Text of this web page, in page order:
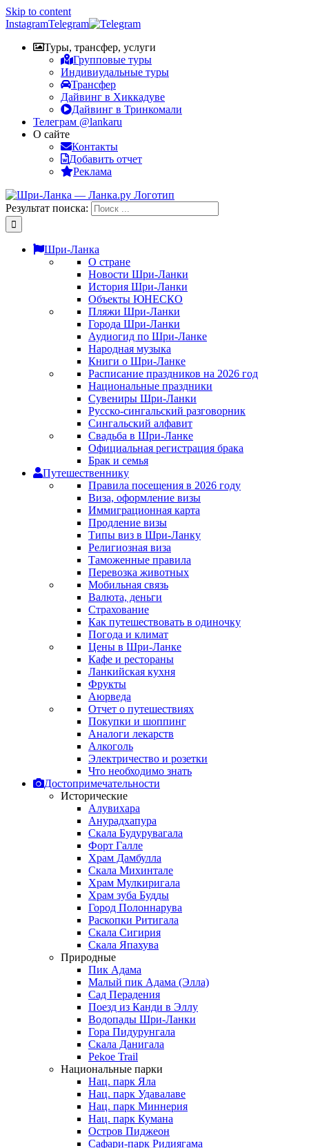
Skip to content
InstagramTelegram
Туры, трансфер, услуги
Групповые туры
Индивиудальные туры
Трансфер
Дайвинг в Хиккадуве
Дайвинг в Тринкомали
Телеграм @lankaru
О сайте
Контакты
Добавить отчет
Реклама
Результат поиска:
Шри-Ланка
О стране
Новости Шри-Ланки
История Шри-Ланки
Объекты ЮНЕСКО
Пляжи Шри-Ланки
Города Шри-Ланки
Аудиогид по Шри-Ланке
Народная музыка
Книги о Шри-Ланке
Расписание праздников на 2026 год
Национальные праздники
Сувениры Шри-Ланки
Русско-сингальский разговорник
Сингальский алфавит
Свадьба в Шри-Ланке
Официальная регистрация брака
Брак и семья
Путешественнику
Правила посещения в 2026 году
Виза, оформление визы
Иммиграционная карта
Продление визы
Типы виз в Шри-Ланку
Религиозная виза
Таможенные правила
Перевозка животных
Мобильная связь
Валюта, деньги
Страхование
Как путешествовать в одиночку
Погода и климат
Цены в Шри-Ланке
Кафе и рестораны
Ланкийская кухня
Фрукты
Аюрведа
Отчет о путешествиях
Покупки и шоппинг
Аналоги лекарств
Алкоголь
Электричество и розетки
Что необходимо знать
Достопримечательности
Исторические
Алувихара
Анурадхапура
Скала Будурувагала
Форт Галле
Храм Дамбулла
Скала Михинтале
Храм Мулкиригала
Храм зуба Будды
Город Полоннарува
Раскопки Ритигала
Скала Сигирия
Скала Япахува
Природные
Пик Адама
Малый пик Адама (Элла)
Сад Перадения
Поезд из Канди в Эллу
Водопады Шри-Ланки
Гора Пидурунгала
Скала Данигала
Pekoe Trail
Национальные парки
Нац. парк Яла
Нац. парк Удавалаве
Нац. парк Миннерия
Нац. парк Кумана
Остров Пиджеон
Сафари-парк Ридиягама